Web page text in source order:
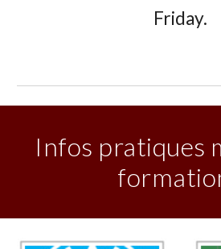
Friday.
Infos pratiques